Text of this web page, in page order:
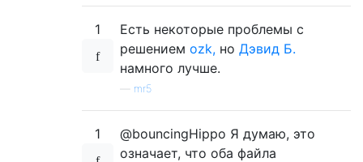
1
Есть некоторые проблемы с
решением ozk, но Дэвид Б.
намного лучше.
mr5
1
@bouncingHippo Я думаю, это
означает, что оба файла